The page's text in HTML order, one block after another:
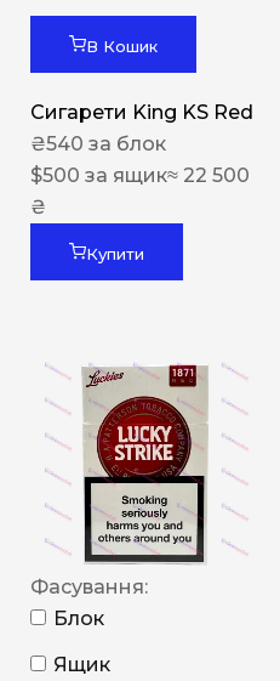
В Кошик
Сигарети King KS Red
₴540 за блок
$500 за ящик≈ 22 500
₴
Купити
Фасування:
Блок
Ящик